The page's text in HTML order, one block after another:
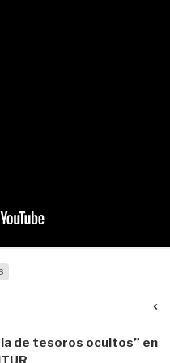
de tesoros ocultos” en